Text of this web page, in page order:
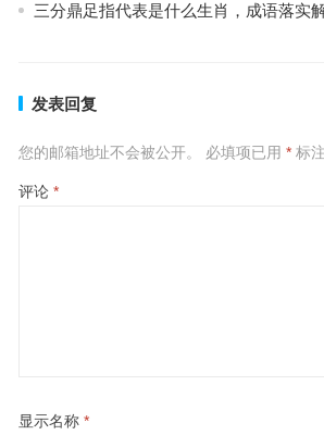
三分鼎足指代表是什么生肖，成语落实
发表回复
您的邮箱地址不会被公开。 必填项已用 *标注
评论 *
显示名称 *